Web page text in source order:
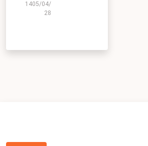
1405/04/
28